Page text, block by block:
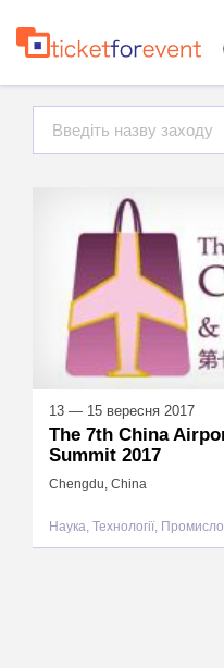
13 — 15 вересня 2017
The 7th China
Summit 2017
Chengdu, China
Наука, Технології,